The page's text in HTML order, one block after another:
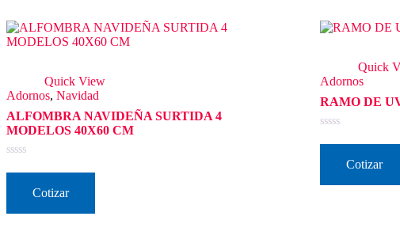
Quick View
Adornos, Navidad
ALFOMBRA NAVIDEÑA SURTIDA 4
MODELOS 40X60 CM
en
Cotizar
Quick
Adornos
RAMO DE
en
Cotizar